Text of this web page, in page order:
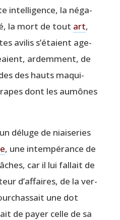
intel­li­gence, la néga­
la mort de tout art,
avi­lis s’étaient age­
ardem­ment, de
des hauts maqui­
dont les aumônes
déluge de niai­se­ries
, une intem­pé­rance de
car il lui fal­lait de
d’affaires, de la ver­
une dot
de payer celle de sa